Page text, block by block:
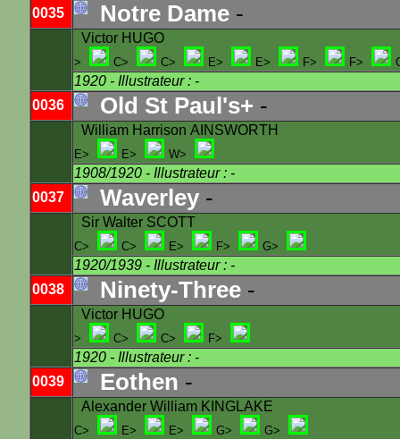
0035
Notre Dame -
Victor HUGO
> C> C> E> E> F> F>
1920 - Illustrateur : -
0036
Old St Paul's+ -
William Harrison AINSWORTH
E> E> W>
1908/1920 - Illustrateur : -
0037
Waverley -
Sir Walter SCOTT
C> C> E> F> G>
1920/1939 - Illustrateur : -
0038
Ninety-Three -
Victor HUGO
> C> C> F>
1920 - Illustrateur : -
0039
Eothen -
Alexander William KINGLAKE
C> E> E> G> G>